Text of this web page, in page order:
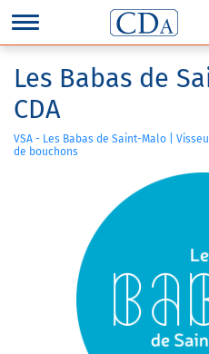
Les Babas de
CDA
VSA - Les Babas de Saint-Malo |
de bouchons